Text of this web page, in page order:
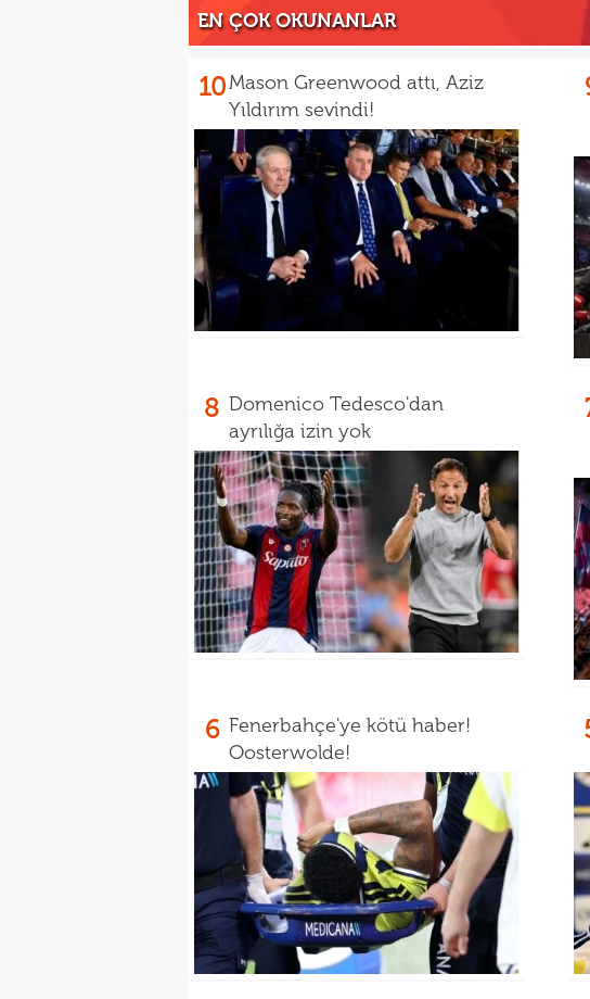
EN ÇOK OKUNANLAR
10Mason Greenwood attı, Aziz
Yıldırım sevindi!
8 Domenico Tedesco'dan
ayrılığa izin yok
6 Fenerbahçe'ye kötü haber!
Oosterwolde!